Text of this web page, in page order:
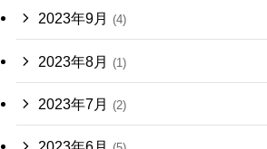
2023年9月 (4)
2023年8月 (1)
2023年7月 (2)